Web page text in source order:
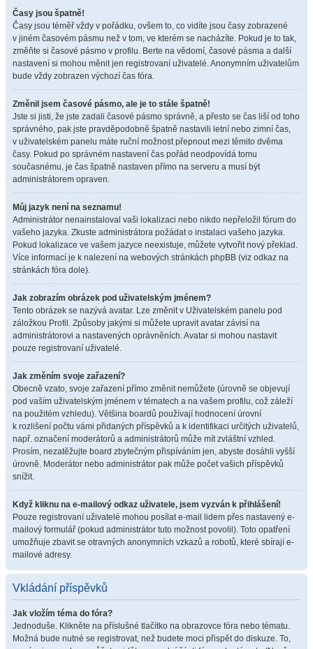
Časy jsou špatně!
Časy jsou téměř vždy v pořádku, ovšem to, co vidíte jsou časy zobrazené
v jiném časovém pásmu než v tom, ve kterém se nacházíte. Pokud je to tak,
změňte si časové pásmo v profilu. Berte na vědomí, časové pásma a další
nastavení si mohou měnit jen registrovaní uživatelé. Anonymním uživatelům
bude vždy zobrazen výchozí čas fóra.
Změnil jsem časové pásmo, ale je to stále špatně!
Jste si jisti, že jste zadali časové pásmo správně, a přesto se čas liší od toho
správného, pak jste pravděpodobně špatně nastavili letní nebo zimní čas,
v uživatelském panelu máte ruční možnost přepnout mezi těmito dvěma
časy. Pokud po správném nastavení čas pořád neodpovídá tomu
současnému, je čas špatně nastaven přímo na serveru a musí být
administrátorem opraven.
Můj jazyk není na seznamu!
Administrátor nenainstaloval vaši lokalizaci nebo nikdo nepřeložil fórum do
vašeho jazyka. Zkuste administrátora požádat o instalaci vašeho jazyka.
Pokud lokalizace ve vašem jazyce neexistuje, můžete vytvořit nový překlad.
Více informací je k nalezení na webových stránkách phpBB (viz odkaz na
stránkách fóra dole).
Jak zobrazím obrázek pod uživatelským jménem?
Tento obrázek se nazývá avatar. Lze změnit v Uživatelském panelu pod
záložkou Profil. Způsoby jakými si můžete upravit avatar závisí na
administrátorovi a nastavených oprávněních. Avatar si mohou nastavit
pouze registrovaní uživatelé.
Jak změním svoje zařazení?
Obecně vzato, svoje zařazení přímo změnit nemůžete (úrovně se objevují
pod vaším uživatelským jménem v tématech a na vašem profilu, což záleží
na použitém vzhledu). Většina boardů používají hodnocení úrovní
k rozlišení počtu vámi přidaných příspěvků a k identifikaci určitých uživatelů,
např. označení moderátorů a administrátorů může mít zvláštní vzhled.
Prosím, nezatěžujte board zbytečným přispíváním jen, abyste dosáhli vyšší
úrovně. Moderátor nebo administrátor pak může počet vašich příspěvků
snížit.
Když kliknu na e-mailový odkaz uživatele, jsem vyzván k přihlášení!
Pouze registrovaní uživatelé mohou posílat e-mail lidem přes nastavený e-
mailový formulář (pokud administrátor tuto možnost povolil). Toto opatření
umožňuje zbavit se otravných anonymních vzkazů a robotů, které sbírají e-
mailové adresy.
Vkládání příspěvků
Jak vložím téma do fóra?
Jednoduše. Klikněte na příslušné tlačítko na obrazovce fóra nebo tématu.
Možná bude nutné se registrovat, než budete moci přispět do diskuze. To,